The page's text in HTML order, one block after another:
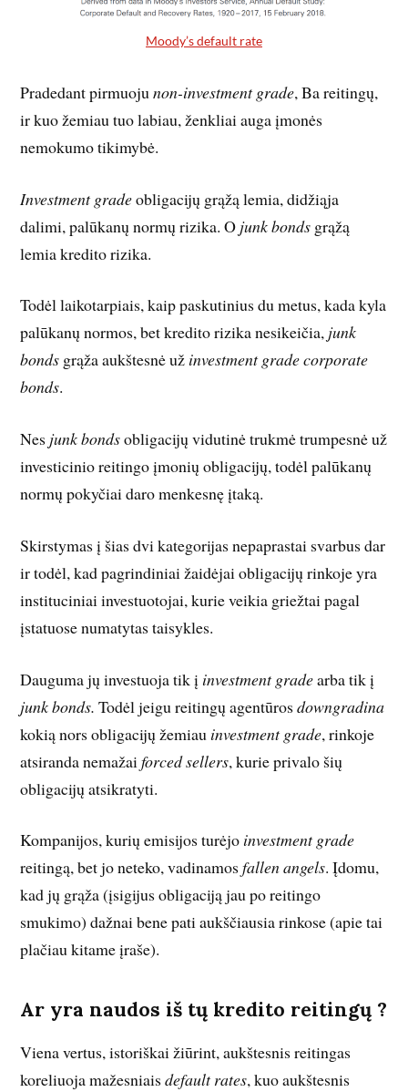
Moody’s default rate
Pradedant pirmuojunon-investment grade, Ba reitingų,
ir kuo žemiau tuo labiau, ženkliai auga įmonės
nemokumo tikimybė.
Investment gradeobligacijų grąžą lemia, didžiąja
dalimi, palūkanų normų rizika. O junk bonds grąžą
lemia kredito rizika.
Todėl laikotarpiais, kaip paskutinius du metus, kada kyla
palūkanų normos, bet kredito rizika nesikeičia, junk
bonds grąža aukštesnė už investment grade corporate
bonds.
Nes junk bondsobligacijų vidutinė trukmė trumpesnė už
investicinio reitingo įmonių obligacijų, todėl palūkanų
normų pokyčiai daro menkesnę įtaką.
Skirstymas į šias dvi kategorijas nepaprastai svarbus dar
ir todėl, kad pagrindiniai žaidėjai obligacijų rinkoje yra
instituciniai investuotojai, kurie veikia griežtai pagal
įstatuose numatytas taisykles.
Dauguma jų investuoja tik į investment gradearba tik į
junk bonds. Todėl jeigu reitingų agentūrosdowngradina
kokią nors obligacijų žemiau investment grade, rinkoje
atsiranda nemažaiforced sellers, kurie privalo šių
obligacijų atsikratyti.
Kompanijos, kurių emisijos turėjo investment grade
reitingą, bet jo neteko, vadinamosfallen angels. Įdomu,
kad jų grąža (įsigijus obligaciją jau po reitingo
smukimo) dažnai bene pati aukščiausia rinkose (apie tai
plačiau kitame įraše).
Ar yra naudos iš tų kredito reitingų ?
Viena vertus, istoriškai žiūrint, aukštesnis reitingas
koreliuoja mažesniaisdefault rates, kuo aukštesnis